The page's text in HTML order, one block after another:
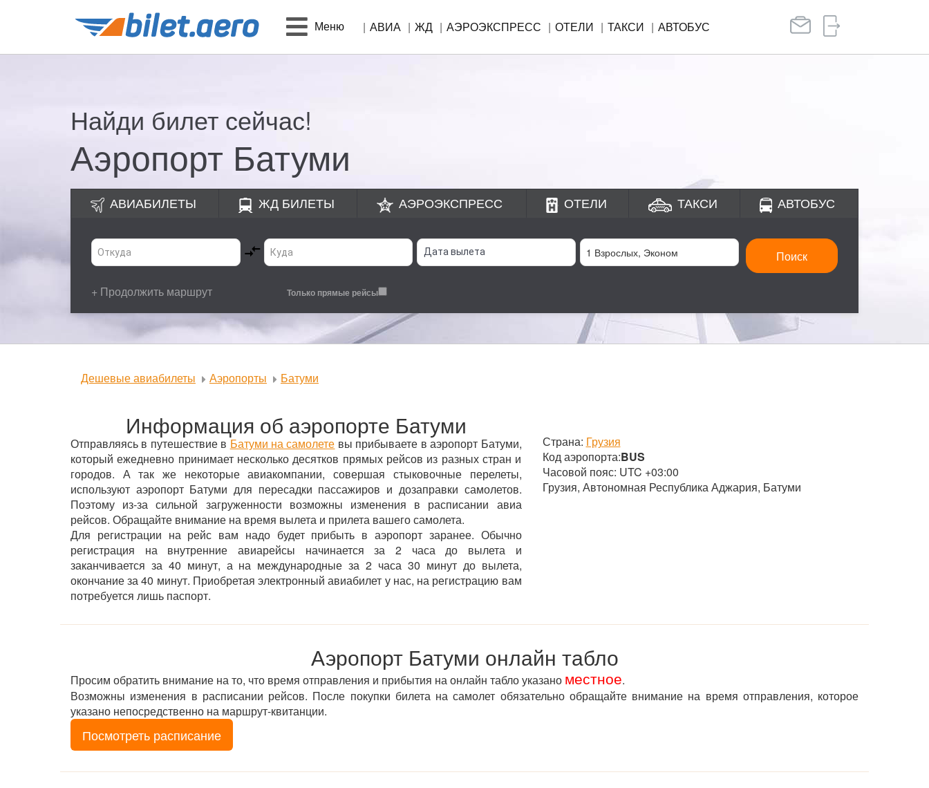
Меню АВИА ЖД АЭРОЭКСПРЕСС ОТЕЛИ ТАКСИ АВТОБУС
Найди билет сейчас!
Аэропорт Батуми
АВИАБИЛЕТЫ ЖД БИЛЕТЫ АЭРОЭКСПРЕСС ОТЕЛИ ТАКСИ АВТОБУС
Поиск
+ Продолжить маршрут Только прямые рейсы
Дешевые авиабилеты Аэропорты Батуми
Информация об аэропорте Батуми
Отправляясь в путешествие в Батуми на самолете вы прибываете в аэропорт Батуми,
который ежедневно принимает несколько десятков прямых рейсов из разных стран и
городов. А так же некоторые авиакомпании, совершая стыковочные перелеты,
используют аэропорт Батуми для пересадки пассажиров и дозаправки самолетов.
Поэтому из-за сильной загруженности возможны изменения в расписании авиа
рейсов. Обращайте внимание на время вылета и прилета вашего самолета.
Для регистрации на рейс вам надо будет прибыть в аэропорт заранее. Обычно
регистрация на внутренние авиарейсы начинается за 2 часа до вылета и
заканчивается за 40 минут, а на международные за 2 часа 30 минут до вылета,
окончание за 40 минут. Приобретая электронный авиабилет у нас, на регистрацию вам
потребуется лишь паспорт.
Страна: Грузия
Код аэропорта:BUS
Часовой пояс: UTC +03:00
Грузия, Автономная Республика Аджария, Батуми
Аэропорт Батуми онлайн табло
Просим обратить внимание на то, что время отправления и прибытия на онлайн табло указано местное.
Возможны изменения в расписании рейсов. После покупки билета на самолет обязательно обращайте внимание на время отправления, которое
указано непосредственно на маршрут-квитанции.
Посмотреть расписание